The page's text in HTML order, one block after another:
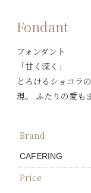
Fondant
フォンダント
「甘く深く」
とろけるショコラ
現。 ふたりの愛も
Brand
CAFERING
Price